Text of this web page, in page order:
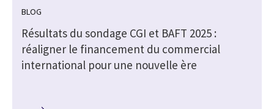
BLOG
Résultats du sondage CGI et BAFT 2025 :
réaligner le financement du commercial
international pour une nouvelle ère